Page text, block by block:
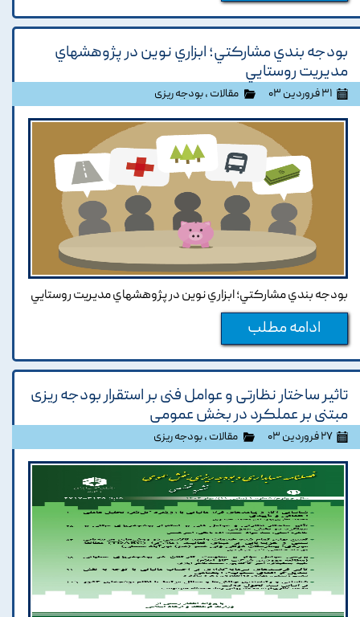
بودجه بندي مشارکتي؛ ابزاري نوين در پژوهشهاي
مديريت روستايي
۳۱ فروردین ۰۳ مقالات ،بودجه ریزی
بودجه بندي مشارکتي؛ ابزاري نوين در پژوهشهاي مديريت روستايي
ادامه مطلب
تاثیر ساختار نظارتی و عوامل فنی بر استقرار بودجه ریزی
مبتنی بر عملکرد در بخش عمومی
۲۷ فروردین ۰۳ مقالات ،بودجه ریزی